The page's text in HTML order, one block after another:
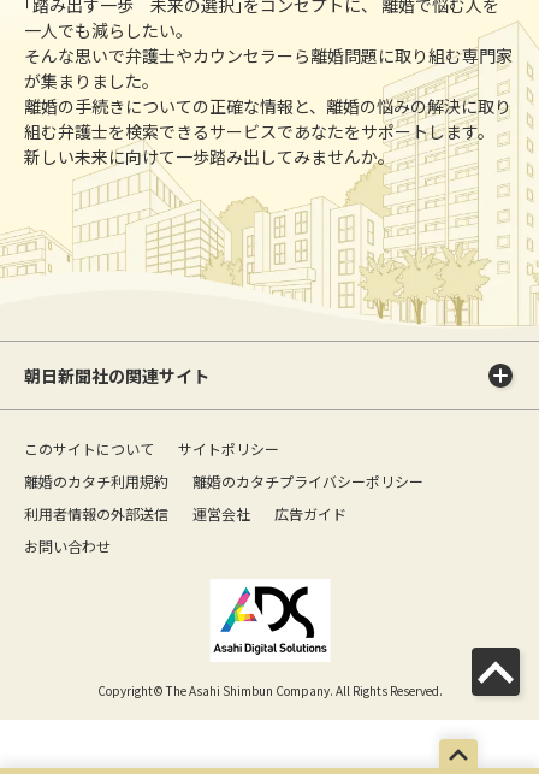
｢踏み出す一歩 未来の選択｣をコンセプトに、 離婚で悩む人を
一人でも減らしたい。
そんな思いで弁護士やカウンセラーら離婚問題に取り組む専門家
が集まりました。
離婚の手続きについての正確な情報と、離婚の悩みの解決に取り
組む弁護士を検索できるサービスであなたをサポートします。
新しい未来に向けて一歩踏み出してみませんか。
朝日新聞社の関連サイト
このサイトについて
サイトポリシー
離婚のカタチ利用規約
離婚のカタチプライバシーポリシー
利用者情報の外部送信
運営会社
広告ガイド
お問い合わせ
Copyright© The Asahi Shimbun Company. All Rights Reserved.